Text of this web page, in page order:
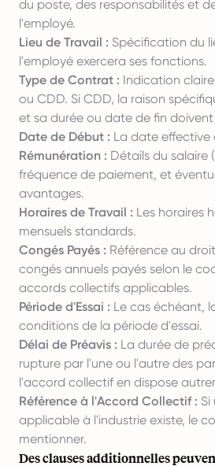
du poste, des responsabilités et
l'employé.
Lieu de Travail : Spécification du
l'employé exercera ses fonctions.
Type de Contrat : Indication
ou CDD. Si CDD, la raison
et sa durée ou date de fin
Date de Début : La date effective
Rémunération : Détails du salaire
fréquence de paiement, et
avantages.
Horaires de Travail : Les horaires
mensuels standards.
Congés Payés : Référence au
congés annuels payés selon le
accords collectifs applicables.
Période d'Essai : Le cas échéant,
conditions de la période d'essai.
Délai de Préavis : La durée de
rupture par l'une ou l'autre des
l'accord collectif en dispose
Référence à l'Accord Collectif :
applicable à l'industrie existe, le
mentionner.
Des clauses additionnelles